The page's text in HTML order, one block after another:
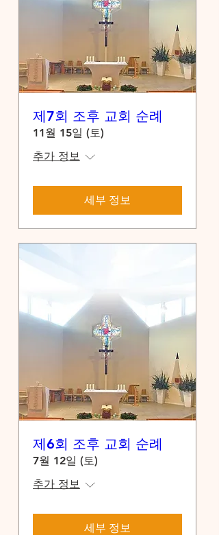
제7회 조후 교회 순례
11월 15일 (토)
추가 정보
세부 정보
제6회 조후 교회 순례
7월 12일 (토)
추가 정보
세부 정보